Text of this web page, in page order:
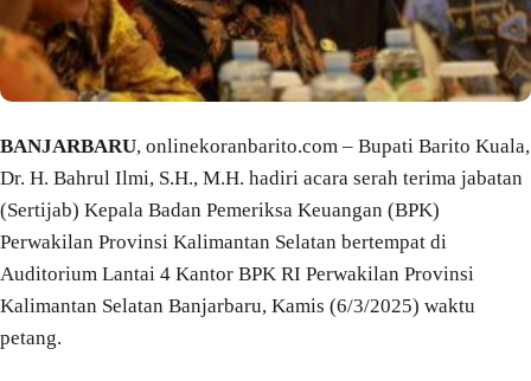
BANJARBARU, onlinekoranbarito.com – Bupati Barito Kuala,
Dr. H. Bahrul Ilmi, S.H., M.H. hadiri acara serah terima jabatan
(Sertijab) Kepala Badan Pemeriksa Keuangan (BPK)
Perwakilan Provinsi Kalimantan Selatan bertempat di
Auditorium Lantai 4 Kantor BPK RI Perwakilan Provinsi
Kalimantan Selatan Banjarbaru, Kamis (6/3/2025) waktu
petang.